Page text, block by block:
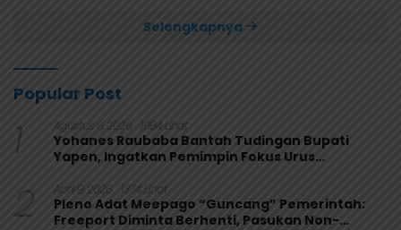
Selengkapnya
Popular Post
1 Agustus 6, 2026 1984 Lihat
Yohanes Raubaba Bantah Tudingan Bupati
Yapen, Ingatkan Pemimpin Fokus Urus
2 April 9, 2026 1374 Lihat
Pleno Adat Meepago “Guncang” Pemerintah:
Freeport Diminta Berhenti, Pasukan Non-